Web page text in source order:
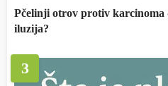
Pčelinji otrov protiv karcinoma
iluzija?
3